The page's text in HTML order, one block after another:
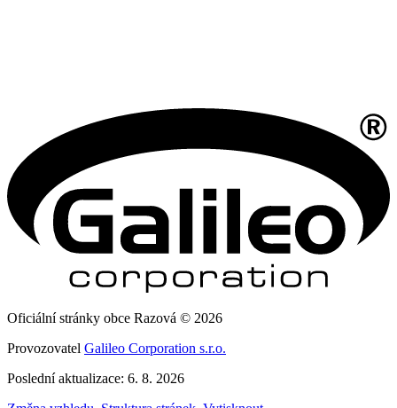
Oficiální stránky obce Razová © 2026
Provozovatel Galileo Corporation s.r.o.
Poslední aktualizace: 6. 8. 2026